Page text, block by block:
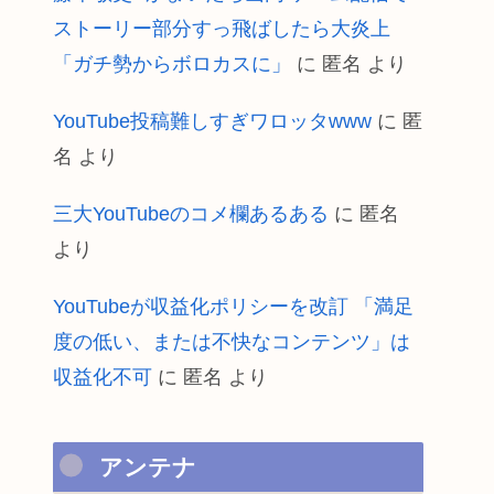
ストーリー部分すっ飛ばしたら大炎上
「ガチ勢からボロカスに」
に 匿名 より
YouTube投稿難しすぎワロッタwww に 匿
名 より
三大YouTubeのコメ欄あるある に 匿名
より
YouTubeが収益化ポリシーを改訂 「満足
度の低い、または不快なコンテンツ」は
収益化不可 に 匿名 より
アンテナ